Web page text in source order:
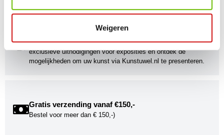
Weigeren
Kunstuwel Community
Word onderdeel van de Kunstuwel Community. Ontvang
exclusieve uitnodigingen voor exposities én ontdek de
mogelijkheden om uw kunst via Kunstuwel.nl te presenteren.
Gratis verzending vanaf €150,-
Bestel voor meer dan € 150,-)